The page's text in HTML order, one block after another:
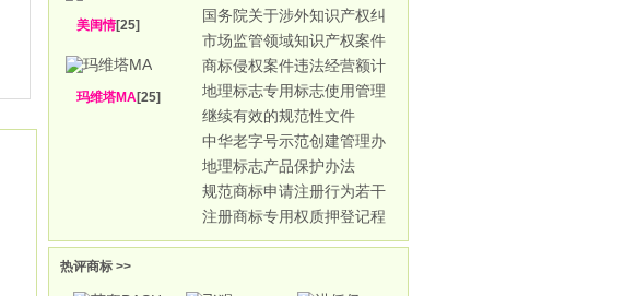
美闺情[25]
玛维塔MA[25]
国务院关于涉外知识产权纠
市场监管领域知识产权案件
商标侵权案件违法经营额计
地理标志专用标志使用管理
继续有效的规范性文件
中华老字号示范创建管理办
地理标志产品保护办法
规范商标申请注册行为若干
注册商标专用权质押登记程
热评商标 >>